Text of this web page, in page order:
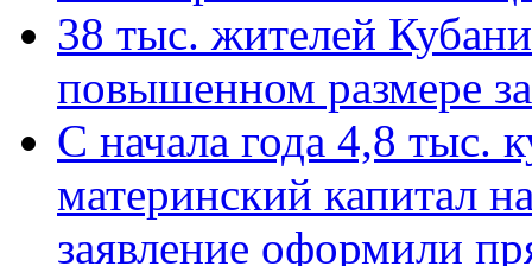
38 тыс. жителей
повышенном размере
С начала года 4,8 тыс.
материнский капитал
заявление оформили